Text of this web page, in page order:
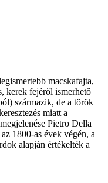
macskafajta,
kerek fejéről ismerhető
származik, de a török
miatt a
Pietro Della
1800-as évek végén, a
alapján értékelték a